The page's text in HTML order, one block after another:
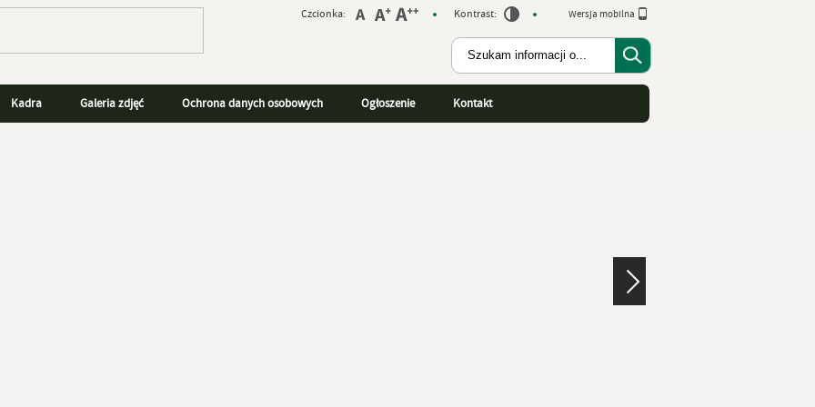
Czcionka: Kontrast: Wersja mobilna
Kadra Galeria zdjęć Ochrona danych osobowych Ogłoszenie Kontakt